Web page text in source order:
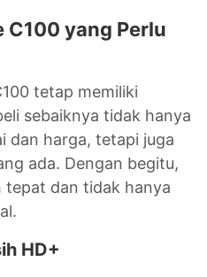
C100 yang Perlu
tetap memiliki
sebaiknya tidak hanya
dan harga, tetapi juga
ada. Dengan begitu,
tepat dan tidak hanya
HD+